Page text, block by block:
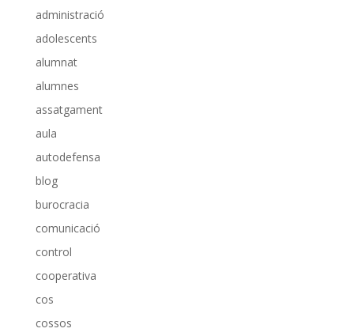
administració
adolescents
alumnat
alumnes
assatgament
aula
autodefensa
blog
burocracia
comunicació
control
cooperativa
cos
cossos